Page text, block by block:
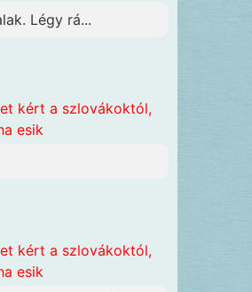
Légy rá...
kért a szlovákoktól,
esik
kért a szlovákoktól,
esik